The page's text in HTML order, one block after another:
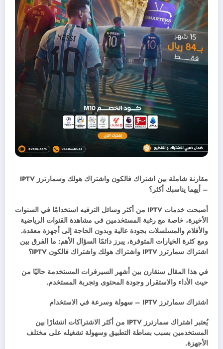
مقارنة شاملة بين اشتراك فالكون واشتراك هولك وسمارترز IPTV
– أيهما يناسبك أكثر؟
أصبحت خدمات IPTV
من أكثر وسائل الترفيه استخدامًا في السنوات
الأخيرة، خاصة مع رغبة المستخدمين في مشاهدة القنوات الرياضية
والأفلام والمسلسلات بجودة عالية وبدون الحاجة إلى أجهزة معقدة.
ومع كثرة الخيارات المتوفرة، يبرز دائمًا السؤال الأهم: ما الفرق بين
اشتراك سمارترز IPTV
واشتراك هولك واشتراك فالكون IPTV ؟
في هذا المقال سنقارن بين أشهر السيرفرات المستخدمة حاليًا من
حيث الأداء والاستقرار وجودة المحتوى وتجربة المستخدم.
اشتراك سمارترز IPTV – سهولة وسرعة في الاستخدام
يُعتبر اشتراك سمارترز IPTV
من أكثر الاشتراكات انتشارًا بين
المستخدمين بسبب بساطة التطبيق وسهولة تشغيله على مختلف
الأجهزة.